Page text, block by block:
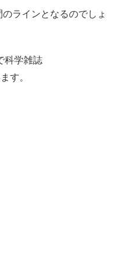
ラインとなるのでしょ
科学雑誌
す。